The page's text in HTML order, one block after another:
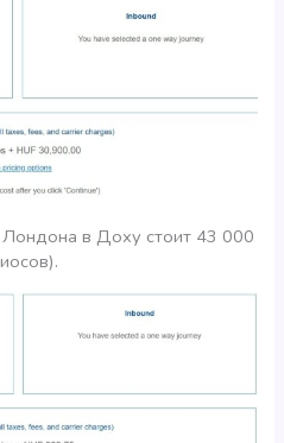
Лондона в Доху стоит 43 000